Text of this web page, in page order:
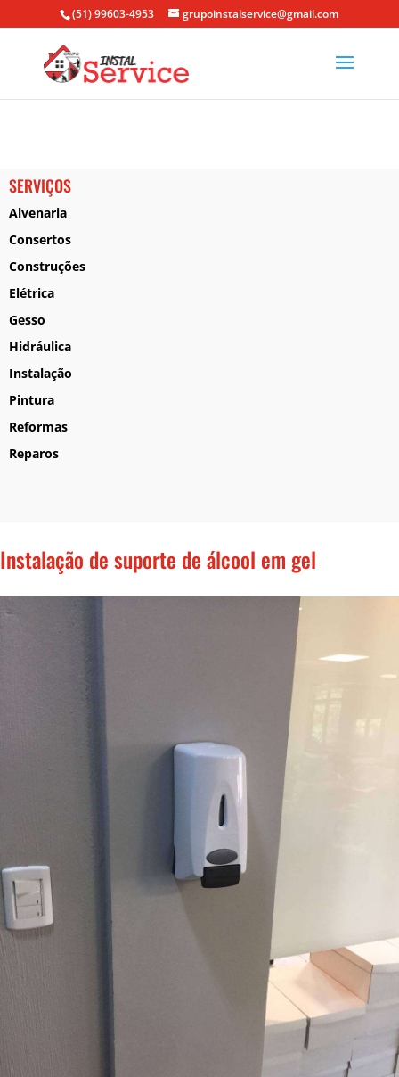
(51) 99603-4953 grupoinstalservice@gmail.com
SERVIÇOS
Alvenaria
Consertos
Construções
Elétrica
Gesso
Hidráulica
Instalação
Pintura
Reformas
Reparos
Instalação de suporte de álcool em gel